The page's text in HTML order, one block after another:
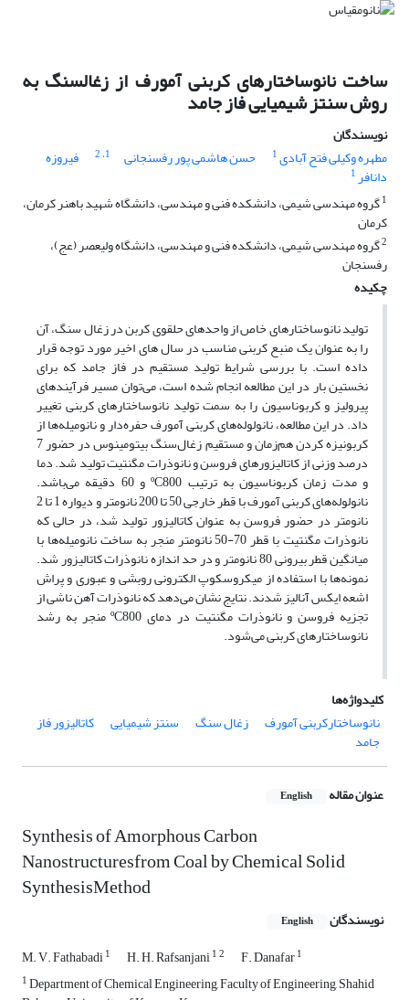
ساخت نانوساختارهای کربنی آمورف از زغالسنگ به
روش سنتز شیمیایی فاز جامد
نویسندگان
مطهره وکیلی فتح آبادی1 حسن هاشمی پور رفسنجانی 1، 2 فیروزه
دانافر1
1گروه مهندسی شیمی، دانشکده فنی و مهندسی، دانشگاه شهید باهنر کرمان،
کرمان
2گروه مهندسی شیمی، دانشکده فنی و مهندسی، دانشگاه ولیعصر (عج)،
رفسنجان
چکیده
تولید نانوساختارهای خاص از واحدهای حلقوی کربن در زغال سنگ، آن
را به عنوان یک منبع کربنی مناسب در سال های اخیر مورد توجه قرار
داده است. با بررسی شرایط تولید مستقیم در فاز جامد که برای
نخستین بار در این مطالعه انجام شده است، می‌توان مسیر فرآیندهای
پیرولیز و کربوناسیون را به سمت تولید نانوساختارهای کربنی تغییر
داد. در این مطالعه، نانولوله‌های کربنی آمورف حفره‌دار و نانومیله‌ها از
کربونیزه کردن هم‌زمان و مستقیم زغال‌سنگ بیتومینوس در حضور 7
درصد وزنی از کاتالیزور‌های فروسن و نانوذرات مگنتیت تولید شد. دما
و مدت زمان کربوناسیون به ترتیب ºC800 و 60 دقیقه می‌باشد.
نانولوله‌های کربنی آمورف با قطر خارجی 50 تا 200 نانومتر و دیواره 1 تا 2
نانومتر در حضور فروسن به عنوان کاتالیزور تولید شد، در حالی که
نانوذرات مگنتیت با قطر 70-50 نانومتر منجر به ساخت نانومیله‌ها با
میانگین قطر بیرونی 80 نانومتر و در حد اندازه نانوذرات کاتالیزور شد.
نمونه‌ها با استفاده از میکروسکوپ الکترونی روبشی و عبوری و پراش
اشعه ایکس آنالیز شدند. نتایج نشان می‌دهد که نانوذرات آهن ناشی از
تجزیه فروسن و نانوذرات مگنتیت در دمای ºC800 منجر به رشد
نانوساختارهای کربنی می‌شود.
کلیدواژه‌ها
نانوساختارکربنی آمورف
زغال سنگ سنتز شیمیایی کاتالیزور فاز
جامد
عنوان مقاله English
Synthesis of Amorphous Carbon
Nanostructuresfrom Coal by Chemical Solid
SynthesisMethod
نویسندگان English
M. V. Fathabadi1 H. H. Rafsanjani12 F. Danafar1
1Department of Chemical Engineering, Faculty of Engineering, Shahid